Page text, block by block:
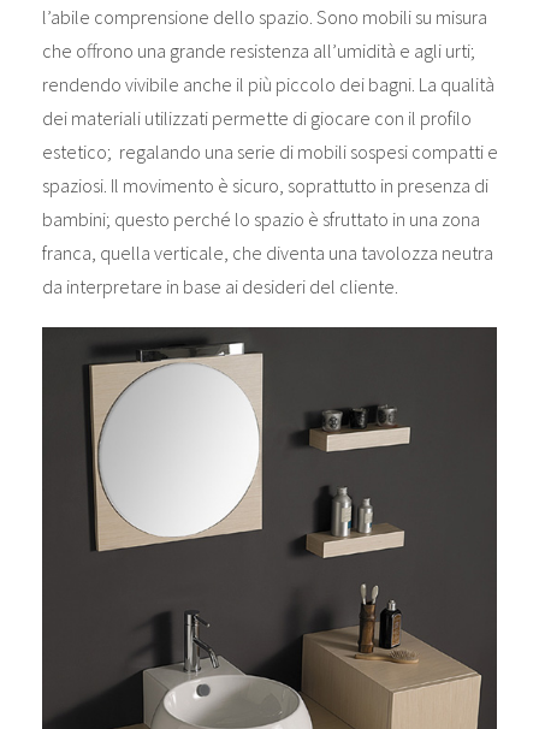
l’abile comprensione dello spazio. Sono mobili su misura
che offrono una grande resistenza all’umidità e agli urti;
rendendo vivibile anche il più piccolo dei bagni. La qualità
dei materiali utilizzati permette di giocare con il profilo
estetico; regalando una serie di mobili sospesi compatti e
spaziosi. Il movimento è sicuro, soprattutto in presenza di
bambini; questo perché lo spazio è sfruttato in una zona
franca, quella verticale, che diventa una tavolozza neutra
da interpretare in base ai desideri del cliente.